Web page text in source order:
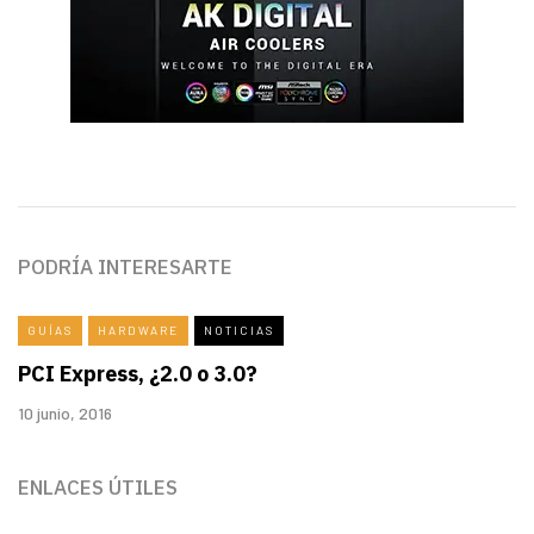
PODRÍA INTERESARTE
GUÍAS HARDWARE NOTICIAS
PCI Express, ¿2.0 o 3.0?
10 junio, 2016
ENLACES ÚTILES